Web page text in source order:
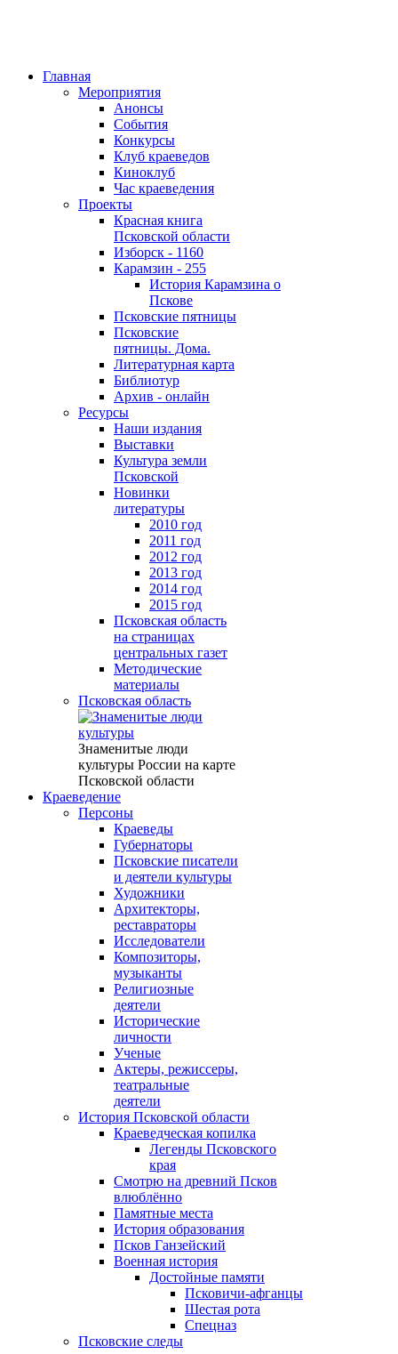
Главная
Мероприятия
Анонсы
События
Конкурсы
Клуб краеведов
Киноклуб
Час краеведения
Проекты
Красная книга
Псковской области
Изборск - 1160
Карамзин - 255
История Карамзина о
Пскове
Псковские пятницы
Псковские
пятницы. Дома.
Литературная карта
Библиотур
Архив - онлайн
Ресурсы
Наши издания
Выставки
Культура земли
Псковской
Новинки
литературы
2010 год
2011 год
2012 год
2013 год
2014 год
2015 год
Псковская область
на страницах
центральных газет
Методические
материалы
Псковская область
Знаменитые люди
культуры России на карте
Псковской области
Краеведение
Персоны
Краеведы
Губернаторы
Псковские писатели
и деятели культуры
Художники
Архитекторы,
реставраторы
Исследователи
Композиторы,
музыканты
Религиозные
деятели
Исторические
личности
Ученые
Актеры, режиссеры,
театральные
деятели
История Псковской области
Краеведческая копилка
Легенды Псковского
края
Смотрю на древний Псков
влюблённо
Памятные места
История образования
Псков Ганзейский
Военная история
Достойные памяти
Псковичи-афганцы
Шестая рота
Спецназ
Псковские следы